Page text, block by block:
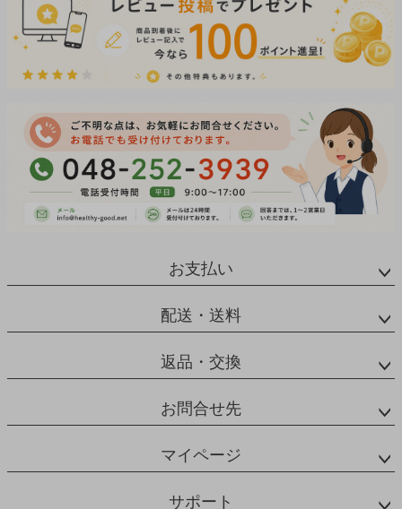
お支払い
配送・送料
返品・交換
お問合せ先
マイページ
サポート